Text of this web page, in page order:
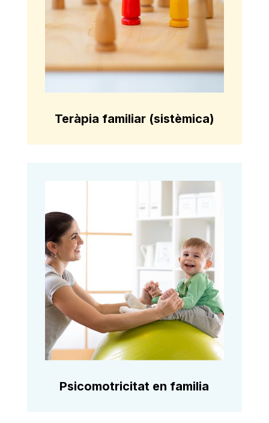
Teràpia familiar (sistèmica)
Psicomotricitat en familia